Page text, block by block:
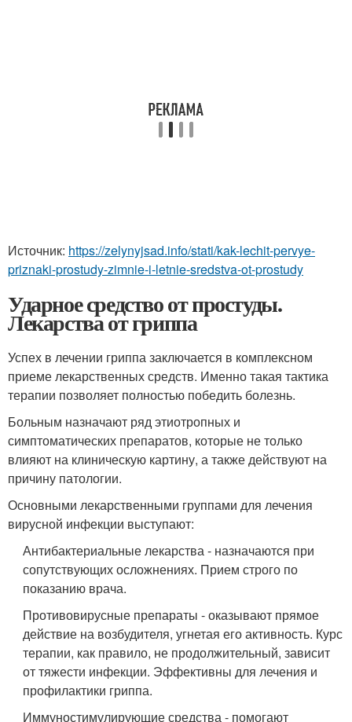
Источник: https://zelynyjsad.info/stati/kak-lechit-pervye-
priznaki-prostudy-zimnie-i-letnie-sredstva-ot-prostudy
Ударное средство от простуды.
Лекарства от гриппа
Успех в лечении гриппа заключается в комплексном
приеме лекарственных средств. Именно такая тактика
терапии позволяет полностью победить болезнь.
Больным назначают ряд этиотропных и
симптоматических препаратов, которые не только
влияют на клиническую картину, а также действуют на
причину патологии.
Основными лекарственными группами для лечения
вирусной инфекции выступают:
Антибактериальные лекарства - назначаются при
сопутствующих осложнениях. Прием строго по
показанию врача.
Противовирусные препараты - оказывают прямое
действие на возбудителя, угнетая его активность. Курс
терапии, как правило, не продолжительный, зависит
от тяжести инфекции. Эффективны для лечения и
профилактики гриппа.
Иммуностимулирующие средства - помогают